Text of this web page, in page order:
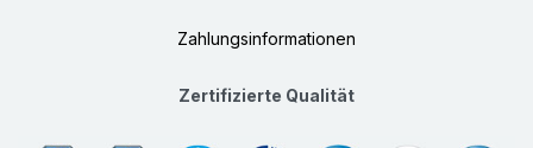
Zahlungsinformationen
Zertifizierte Qualität